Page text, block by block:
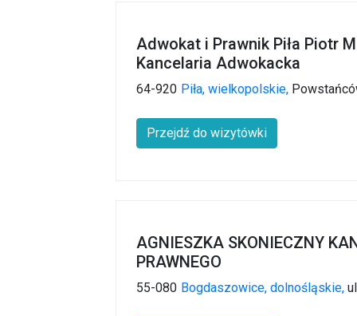
Adwokat i Prawnik Piła Piotr
Kancelaria Adwokacka
64-920 Piła, wielkopolskie,
Przejdź do wizytówki
AGNIESZKA SKONIECZNY
PRAWNEGO
55-080 Bogdaszowice, dolnośląskie,